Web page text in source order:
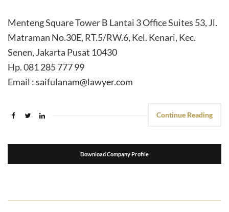
Menteng Square Tower B Lantai 3 Office Suites 53, Jl.
Matraman No.30E, RT.5/RW.6, Kel. Kenari, Kec.
Senen, Jakarta Pusat 10430
Hp. 081 285 777 99
Email : saifulanam@lawyer.com
Continue Reading
Download Company Profile